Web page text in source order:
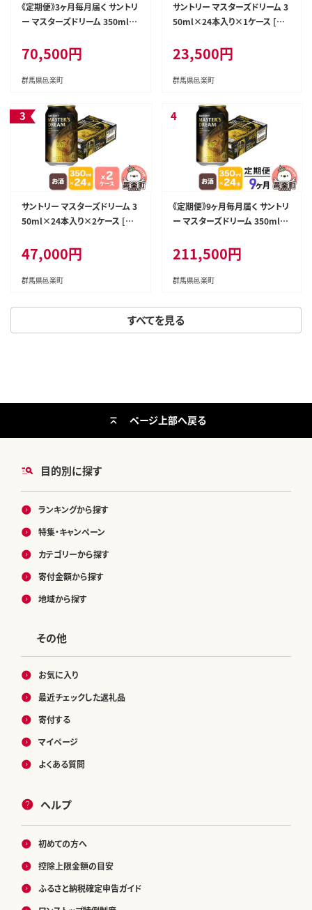
すべてを見る
《定期便》3ヶ月毎月届く サントリ
ー マスターズドリーム 350ml×
スターズドリーム 天然水醸造 お
酒 ビール 缶 群馬県 3か月 3ヵ
月 3カ月 3ケ月]
70,500円
群馬県邑楽町
サントリー マスターズドリーム 3
50ml×24本入り×1ケース [プ
水醸造 お酒 ビール 缶 群馬県]
23,500円
群馬県邑楽町
サントリー マスターズドリーム 3
50ml×24本入り×2ケース [プ
水醸造 お酒 ビール 缶 群馬県]
47,000円
群馬県邑楽町
《定期便》9ヶ月毎月届く サントリ
ー マスターズドリーム 350ml×
スターズドリーム 天然水醸造 お
酒 ビール 缶 群馬県 9か月 9ヵ
月 9カ月 9ケ月]
211,500円
群馬県邑楽町
目的別に探す
ランキングから探す
特集・キャンペーン
カテゴリーから探す
寄付金額から探す
地域から探す
その他
お気に入り
最近チェックした返礼品
寄付する
マイページ
よくある質問
ヘルプ
初めての方へ
控除上限金額の目安
ふるさと納税確定申告ガイド
ページ上部へ戻る